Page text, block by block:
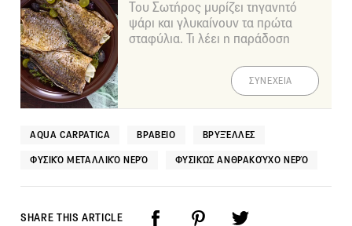
Του Σωτήρος μυρίζει τηγανητό
ψάρι και γλυκαίνουν τα πρώτα
σταφύλια. Τι λέει η παράδοση
ΣΥΝΕΧΕΙΑ
AQUA CARPATICA ΒΡΑΒΕΊΟ ΒΡΥΞΈΛΛΕΣ
ΦΥΣΙΚΌ ΜΕΤΑΛΛΙΚΌ ΝΕΡΌ ΦΥΣΙΚΏΣ ΑΝΘΡΑΚΟΎΧΟ ΝΕΡΌ
SHARE THIS ARTICLE